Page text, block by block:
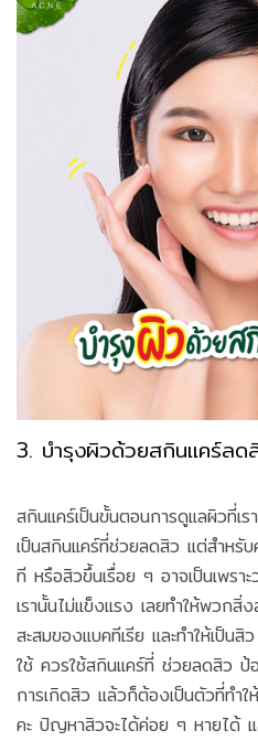
3. บำรุงผิวด้วยสกินแคร์ลด
สกินแคร์เป็นขั้นตอนการดูแลผิวที่เ
เป็นสกินแคร์ที่ช่วยลดสิว แต่สำหรั
ที หรือสิวขึ้นเรื่อย ๆ อาจเป็นเพรา
เรานั้นไม่แข็งแรง เลยทำให้พวกสิ่
สะสมของแบคทีเรีย และทำให้เป็น
ใช้ ควรใช้สกินแคร์ที่ ช่วยลดสิว
การเกิดสิว แล้วก็ต้องเป็นตัวที่ทำ
คะ ปัญหาสิวจะได้ค่อย ๆ หายได้ แ